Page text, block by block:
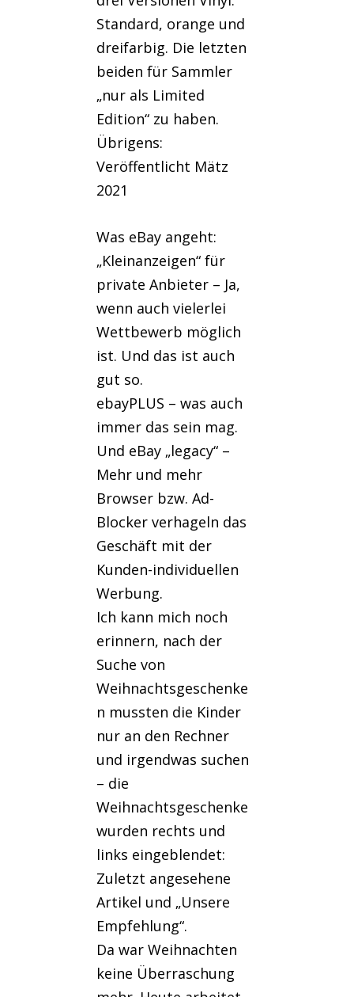
Standard, orange und
dreifarbig. Die letzten
beiden für Sammler
„nur als Limited
Edition“ zu haben.
Übrigens:
Veröffentlicht Mätz
2021
Was eBay angeht:
„Kleinanzeigen“ für
private Anbieter – Ja,
wenn auch vielerlei
Wettbewerb möglich
ist. Und das ist auch
gut so.
ebayPLUS – was auch
immer das sein mag.
Und eBay „legacy“ –
Mehr und mehr
Browser bzw. Ad-
Blocker verhageln das
Geschäft mit der
Kunden-individuellen
Werbung.
Ich kann mich noch
erinnern, nach der
Suche von
Weihnachtsgeschenke
n mussten die Kinder
nur an den Rechner
und irgendwas suchen
– die
Weihnachtsgeschenke
wurden rechts und
links eingeblendet:
Zuletzt angesehene
Artikel und „Unsere
Empfehlung“.
Da war Weihnachten
keine Überraschung